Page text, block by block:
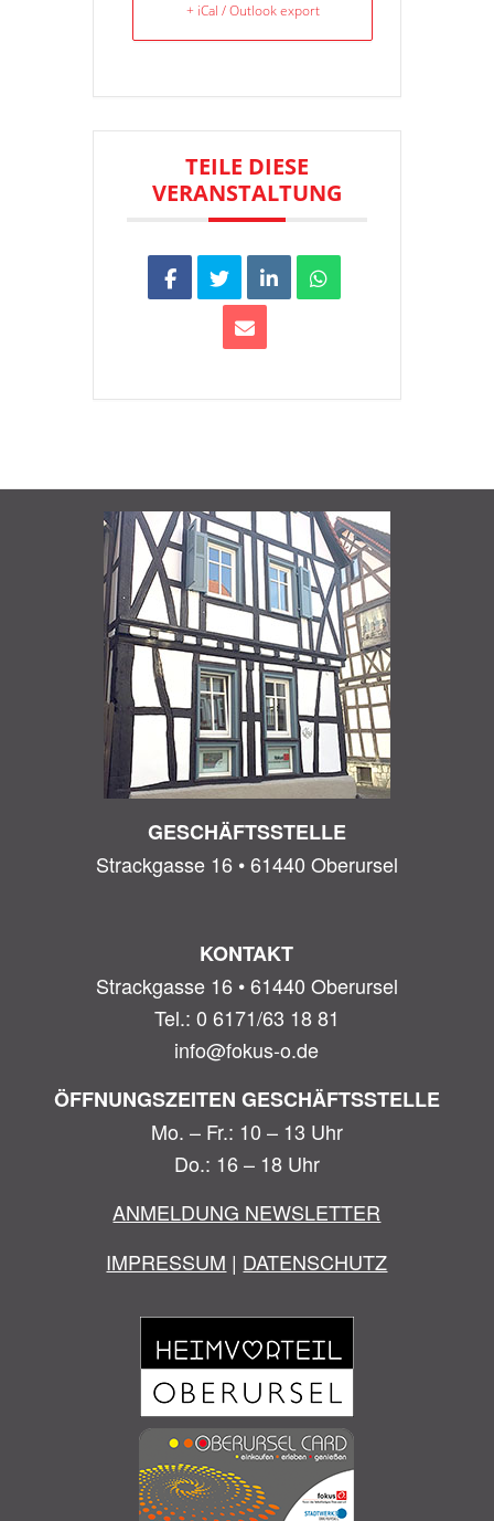
+ iCal / Outlook export
TEILE DIESE
VERANSTALTUNG
GESCHÄFTSSTELLE
Strackgasse 16 • 61440 Oberursel
KONTAKT
Strackgasse 16 • 61440 Oberursel
Tel.: 0 6171/63 18 81
info@fokus-o.de
ÖFFNUNGSZEITEN GESCHÄFTSSTELLE
Mo. – Fr.: 10 – 13 Uhr
Do.: 16 – 18 Uhr
ANMELDUNG NEWSLETTER
IMPRESSUM | DATENSCHUTZ